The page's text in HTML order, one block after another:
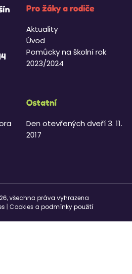
Pro žáky a rodiče
Aktuality
Úvod
Pomůcky na školní rok
2023/2024
Ostatní
Den otevřených dveří 3. 11.
2017
všechna práva vyhrazena
Cookies a podmínky použití